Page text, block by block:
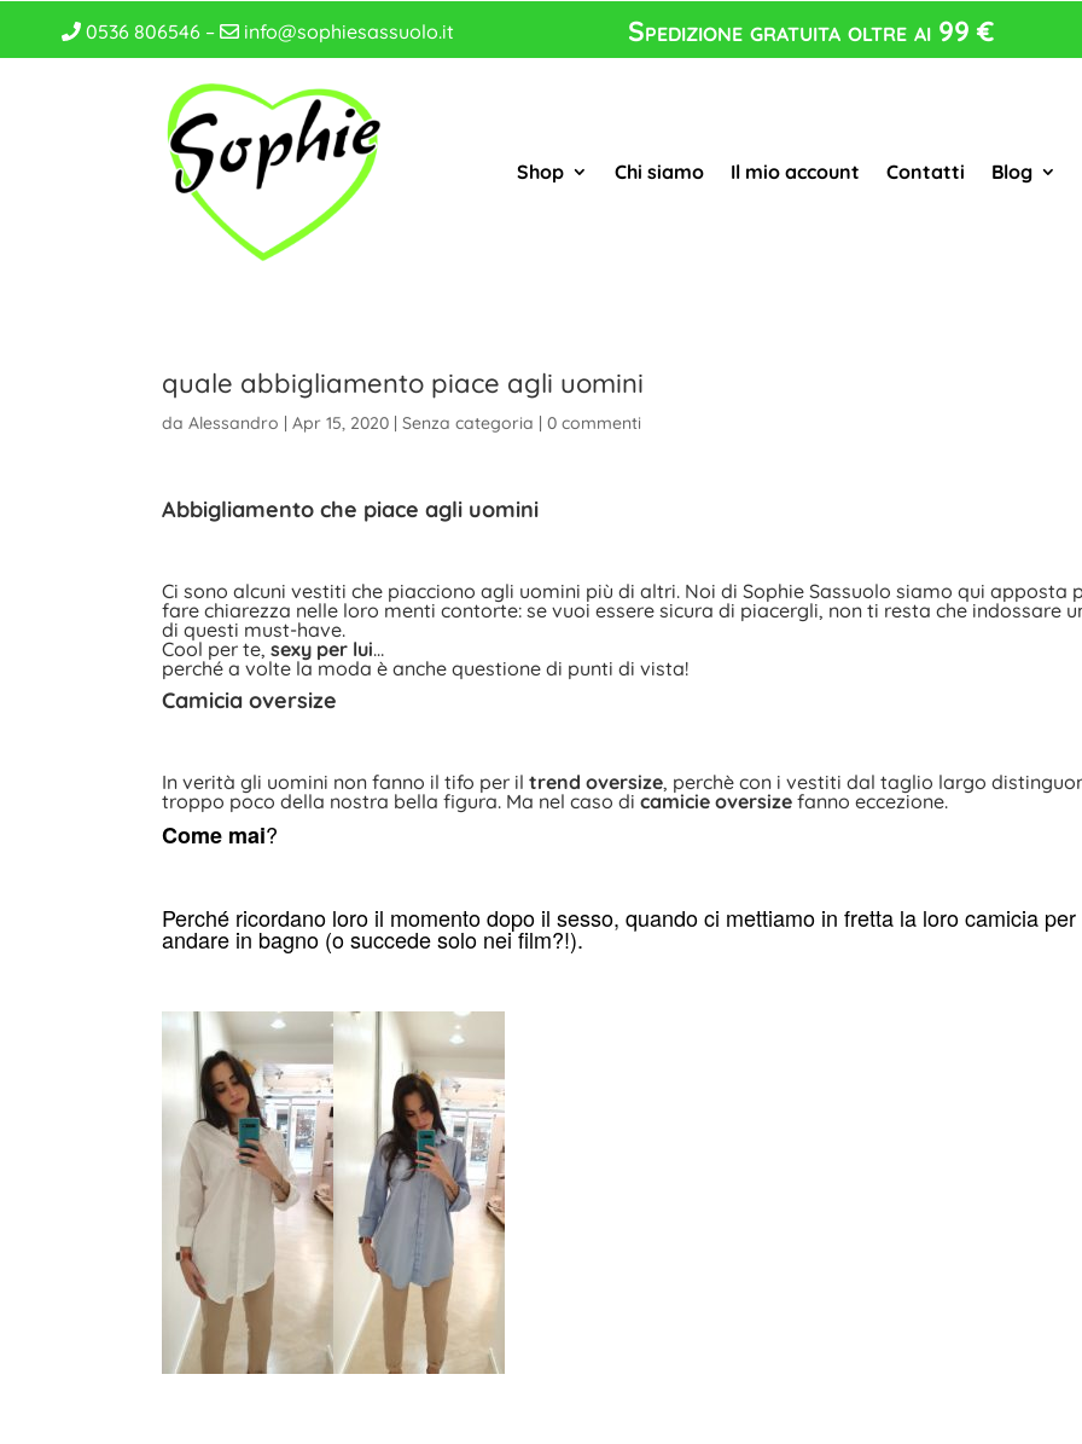
0536 806546 – info@sophiesassuolo.it Spedizione gratuita oltre ai 99 €
Shop Chi siamo Il mio account Contatti Blog
quale abbigliamento piace agli uomini
daAlessandro |Apr 15, 2020 |Senza categoria |0 commenti
Abbigliamento che piace agli uomini
Ci sono alcuni vestiti che piacciono agli uomini più di altri. Noi di Sophie Sassuolo siamo qui apposta
fare chiarezza nelle loro menti contorte: se vuoi essere sicura di piacergli, non ti resta che indossare
di questi must-have.
Cool per te, sexy per lui…
perché a volte la moda è anche questione di punti di vista!
Camicia oversize
In verità gli uomini non fanno il tifo per iltrend oversize, perchè con i vestiti dal taglio largo
troppo poco della nostra bella figura. Ma nel caso dicamicie oversize fanno eccezione.
Come mai?
Perché ricordano loro il momento dopo il sesso, quando ci mettiamo in fretta la loro camicia per
andare in bagno (o succede solo nei film?!).